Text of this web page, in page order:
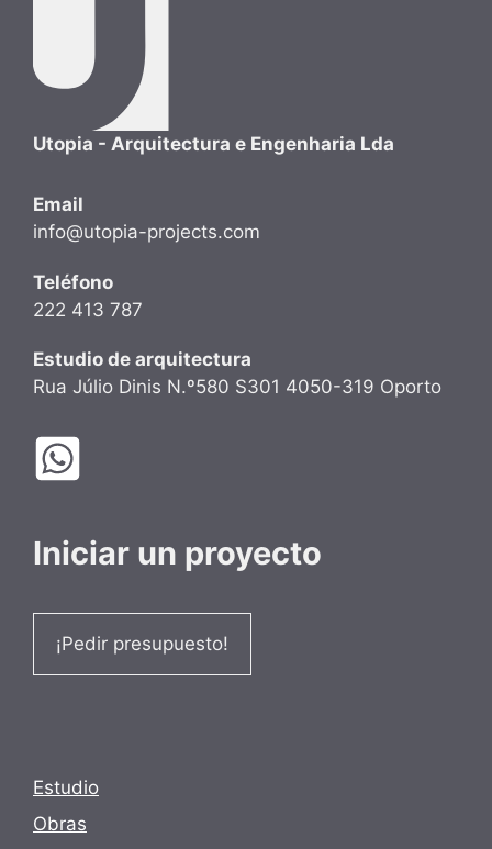
Utopia - Arquitectura e Engenharia Lda
Email
info@utopia-projects.com
Teléfono
222 413 787
Estudio de arquitectura
Rua Júlio Dinis N.º580 S301 4050-319 Oporto
Iniciar un proyecto
¡Pedir presupuesto!
Estudio
Obras